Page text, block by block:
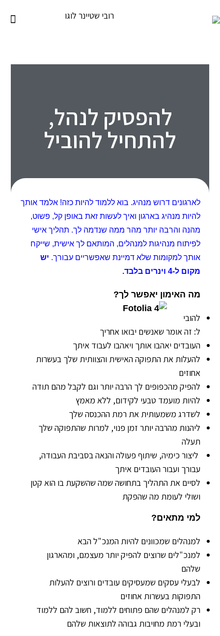
להפסיק לנהל,
להתחיל להוביל
לארגונים דרוש מנהיג. בוא ללמוד להיות כזה! אלמד אותך
להיות מנהיג בארגון ואיך לעשות זאת באופן קל, פשוט,
מהנה והרבה יותר מהר ממה שנדמה לך. תהליך אישי
לפיתוח מנהיגות למנהלים, המותאם לך אישית, שייקח
אותך למקומות שלא דמיינת שאפשריים עבורך. יש
מקום ל-4 וינרים בלבד.
מה האימון יאפשר לך?
להובי
ל: זה אומר שאנשים יבואו אחריך
העובדים יאהבו אותך ויאהבו לעבוד איתך
להעלות את התפוקה האישית והצוותית שלך בעשרות
אחוזים
להפיק מהכפופים לך הרבה יותר וגם לקבל מהם תודה
להיות מועמד טבעי לקידום, ללא מאמץ
לשדרג משמעותית את רמת ההכנסה שלך
ליהנות מהרבה יותר זמן פנוי, למרות שהתפוקה שלך
תעלה
ליצור כימיה, שיתוף פעולה והנאה בסביבת העבודה,
עבורך ועבור העובדים איתך
לסיים את התהליך בתחושה שמה שהשקעת בו הוא קטן
ושולי לעומת מה שהפקת
למי מתאים?
למנהלים שמכוונים להיות המנכ"ל הבא
למנכ"לים שרוצים להפיק יותר מעצמם, ומהארגון
שלהם
לבעלי עסקים שמעסיקים עובדים ורוצים להעלות
התפוקות בעשרות אחוזים
רק למנהלים שהם פתוחים ללמוד, חשוב להם ללמוד
ובעלי רמת מחויבות גבוהה לתוצאות שלהם